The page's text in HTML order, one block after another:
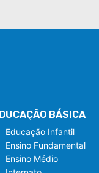
BÁSICA
Educação Infantil
Ensino Fundamental
Ensino Médio